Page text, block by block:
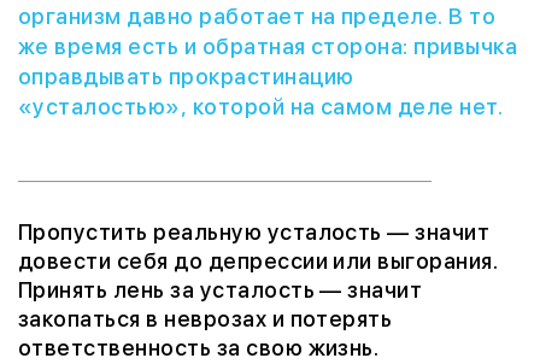
организм давно работает на пределе. В то
же время есть и обратная сторона: привычка
оправдывать прокрастинацию
«усталостью», которой на самом деле нет.
Пропустить реальную усталость — значит
довести себя до депрессии или выгорания.
Принять лень за усталость — значит
закопаться в неврозах и потерять
ответственность за свою жизнь.